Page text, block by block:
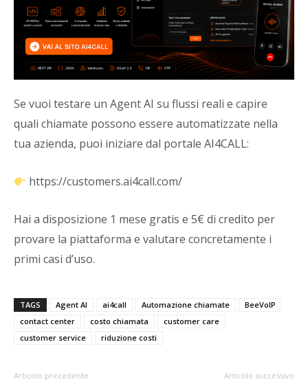
Se vuoi testare un Agent AI su flussi reali e capire
quali chiamate possono essere automatizzate nella
tua azienda, puoi iniziare dal portale AI4CALL:
https://customers.ai4call.com/
Hai a disposizione 1 mese gratis e 5€ di credito per
provare la piattaforma e valutare concretamente i
primi casi d’uso.
TAGS Agent AI ai4call Automazione chiamate
BeeVoIP
contact center
costo chiamata
customer care
customer service
riduzione costi
Articolo precedente Articolo successivo